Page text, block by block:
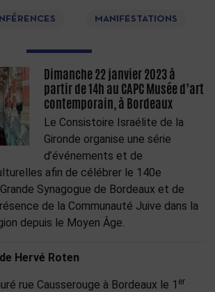
MANIFESTATIONS
Dimanche 22 janvier 2023 à
partir de 14h au CAPC Musée d’art
contemporain, à Bordeaux
Le Consistoire Israélite de la
Gironde organise une série
d’événements et de
afin de célébrer le 140e
Synagogue de Bordeaux et de
de la Communauté Juive dans la
depuis le Moyen Âge.
Hervé Roten
rue Causserouge à Bordeaux le 1 er